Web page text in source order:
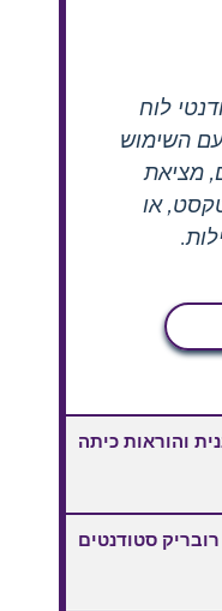
לוח
עם השימוש
מציאת
או
והוראות כיתה
רובריק סטודנטים